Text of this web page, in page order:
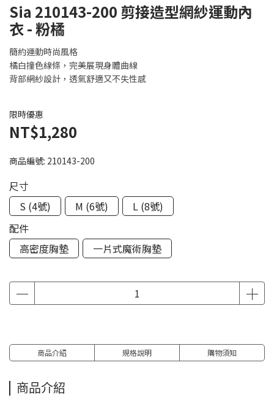
Sia 210143-200 剪接造型網紗運動內
衣 - 粉橘
簡約運動時尚風格
橘白撞色線條，完美展現身體曲線
背部網紗設計，透氣舒適又不失性感
限時優惠
NT$1,280
商品編號: 210143-200
尺寸
S (4號)
M (6號)
L (8號)
配件
高密度胸墊
一片式魔術胸墊
商品介紹 規格說明 購物須知
商品介紹